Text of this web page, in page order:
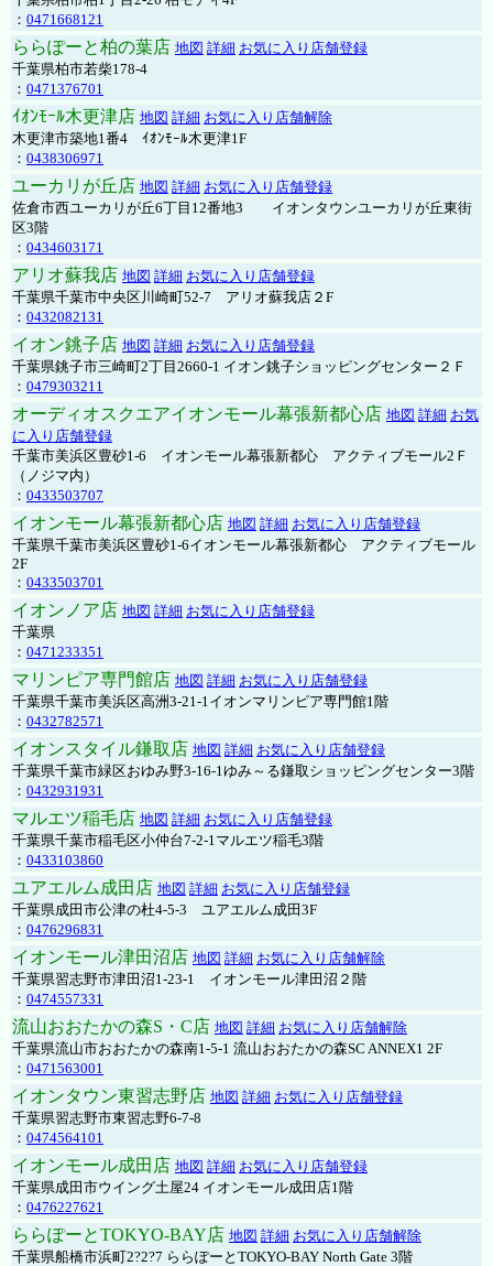
： 0471668121
ららぽーと柏の葉店 地図 詳細 お気に入り店舗登録
千葉県柏市若柴178-4
： 0471376701
ｲｵﾝﾓｰﾙ木更津店 地図 詳細 お気に入り店舗解除
木更津市築地1番4 ｲｵﾝﾓｰﾙ木更津1F
： 0438306971
ユーカリが丘店 地図 詳細 お気に入り店舗登録
佐倉市西ユーカリが丘6丁目12番地3 イオンタウンユーカリが丘東街
区3階
： 0434603171
アリオ蘇我店 地図 詳細 お気に入り店舗登録
千葉県千葉市中央区川崎町52-7 アリオ蘇我店２F
： 0432082131
イオン銚子店 地図 詳細 お気に入り店舗登録
千葉県銚子市三崎町2丁目2660-1 イオン銚子ショッピングセンター２Ｆ
： 0479303211
オーディオスクエアイオンモール幕張新都心店 地図 詳細 お気
に入り店舗登録
千葉市美浜区豊砂1-6 イオンモール幕張新都心 アクティブモール2Ｆ
（ノジマ内）
： 0433503707
イオンモール幕張新都心店 地図 詳細 お気に入り店舗登録
千葉県千葉市美浜区豊砂1-6イオンモール幕張新都心 アクティブモール
2F
： 0433503701
イオンノア店 地図 詳細 お気に入り店舗登録
千葉県
： 0471233351
マリンピア専門館店 地図 詳細 お気に入り店舗登録
千葉県千葉市美浜区高洲3-21-1イオンマリンピア専門館1階
： 0432782571
イオンスタイル鎌取店 地図 詳細 お気に入り店舗登録
千葉県千葉市緑区おゆみ野3-16-1ゆみ～る鎌取ショッピングセンター3階
： 0432931931
マルエツ稲毛店 地図 詳細 お気に入り店舗登録
千葉県千葉市稲毛区小仲台7-2-1マルエツ稲毛3階
： 0433103860
ユアエルム成田店 地図 詳細 お気に入り店舗登録
千葉県成田市公津の杜4-5-3 ユアエルム成田3F
： 0476296831
イオンモール津田沼店 地図 詳細 お気に入り店舗解除
千葉県習志野市津田沼1-23-1 イオンモール津田沼２階
： 0474557331
流山おおたかの森S・C店 地図 詳細 お気に入り店舗解除
千葉県流山市おおたかの森南1-5-1 流山おおたかの森SC ANNEX1 2F
： 0471563001
イオンタウン東習志野店 地図 詳細 お気に入り店舗登録
千葉県習志野市東習志野6-7-8
： 0474564101
イオンモール成田店 地図 詳細 お気に入り店舗登録
千葉県成田市ウイング土屋24 イオンモール成田店1階
： 0476227621
ららぽーとTOKYO-BAY店 地図 詳細 お気に入り店舗解除
千葉県船橋市浜町2?2?7 ららぽーとTOKYO-BAY North Gate 3階